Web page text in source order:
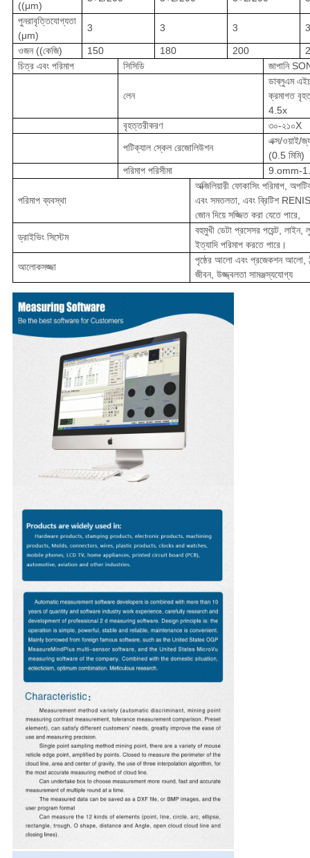
((μm)
পুনরাবৃত্তিযোগ্যতা
(μm)
3 3 3
ওজন ((কেজি) 150 180 200
চিত্র এবং পরিমাপ
সিসিডি জাপানি
লেন
ডাব্লুএম
ক্রমাগত
4.5x
বৃহত্তরীকরণ
৩০-২১০X
পটিক্যাল স্কেল রেজোলিউশন
এক্স/ওয়াই/
(0.5 মিমি)
পরিমাপ পরিসীমা
9.omm-
পরিমাপ ব্যবস্থা
অক্জিলিয়ারী ফোকাসিং পরিমাপ,
এবং সমতলতা, এবং ব্রিটিশ
জোন দিয়ে সজ্জিত করা যেতে পারে,
ড্রাইভিং সিস্টেম
বহুমুখী ডেটা প্রসেসর পয়েন্ট,
ইত্যাদি পরিমাপ করতে পারে।
আলোকসজ্জা
পৃষ্ঠের আলো এবং প্রজেকশন আলো,
জীবন, উজ্জ্বলতা সামঞ্জস্যযোগ্য